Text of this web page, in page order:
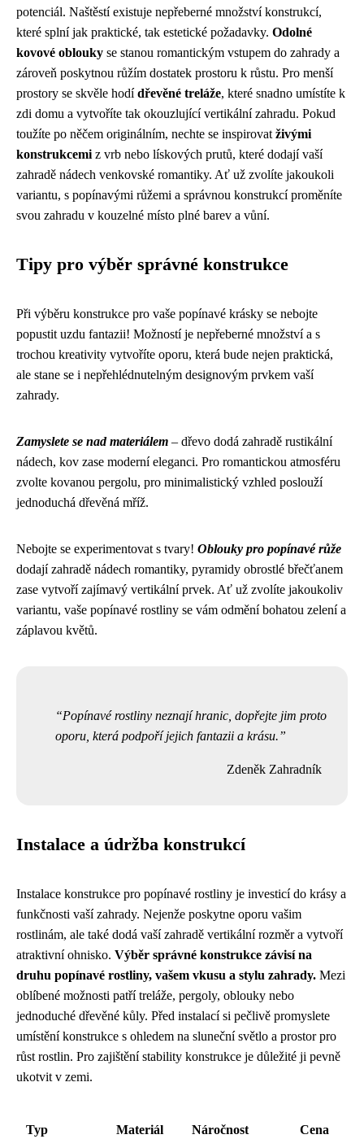
potenciál. Naštěstí existuje nepřeberné množství konstrukcí,
které splní jak praktické, tak estetické požadavky. Odolné
kovové oblouky se stanou romantickým vstupem do zahrady a
zároveň poskytnou růžím dostatek prostoru k růstu. Pro menší
prostory se skvěle hodídřevěné treláže, které snadno umístíte k
zdi domu a vytvoříte tak okouzlující vertikální zahradu. Pokud
toužíte po něčem originálním, nechte se inspirovat živými
konstrukcemi z vrb nebo lískových prutů, které dodají vaší
zahradě nádech venkovské romantiky. Ať už zvolíte jakoukoli
variantu, s popínavými růžemi a správnou konstrukcí proměníte
svou zahradu v kouzelné místo plné barev a vůní.
Tipy pro výběr správné konstrukce
Při výběru konstrukce pro vaše popínavé krásky se nebojte
popustit uzdu fantazii! Možností je nepřeberné množství a s
trochou kreativity vytvoříte oporu, která bude nejen praktická,
ale stane se i nepřehlédnutelným designovým prvkem vaší
zahrady.
Zamyslete se nad materiálem – dřevo dodá zahradě rustikální
nádech, kov zase moderní eleganci. Pro romantickou atmosféru
zvolte kovanou pergolu, pro minimalistický vzhled poslouží
jednoduchá dřevěná mříž.
Nebojte se experimentovat s tvary! Oblouky pro popínavé růže
dodají zahradě nádech romantiky, pyramidy obrostlé břečťanem
zase vytvoří zajímavý vertikální prvek. Ať už zvolíte jakoukoliv
variantu, vaše popínavé rostliny se vám odmění bohatou zelení a
záplavou květů.
Popínavé rostliny neznají hranic, dopřejte jim proto
oporu, která podpoří jejich fantazii a krásu.
Zdeněk Zahradník
Instalace a údržba konstrukcí
Instalace konstrukce pro popínavé rostliny je investicí do krásy a
funkčnosti vaší zahrady. Nejenže poskytne oporu vašim
rostlinám, ale také dodá vaší zahradě vertikální rozměr a vytvoří
atraktivní ohnisko. Výběr správné konstrukce závisí na
druhu popínavé rostliny, vašem vkusu a stylu zahrady. Mezi
oblíbené možnosti patří treláže, pergoly, oblouky nebo
jednoduché dřevěné kůly. Před instalací si pečlivě promyslete
umístění konstrukce s ohledem na sluneční světlo a prostor pro
růst rostlin. Pro zajištění stability konstrukce je důležité ji pevně
ukotvit v zemi.
Typ Materiál Náročnost Cena